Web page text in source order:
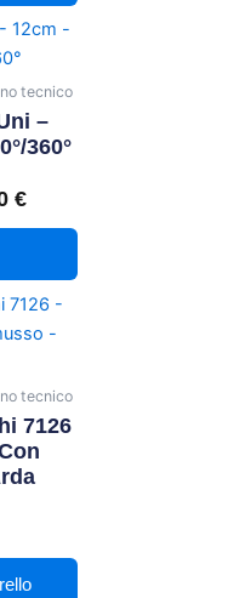
tecnico
–
360°
€
Fascia
prezzo:
da
1,30 €
a
1,60 €
tecnico
7126